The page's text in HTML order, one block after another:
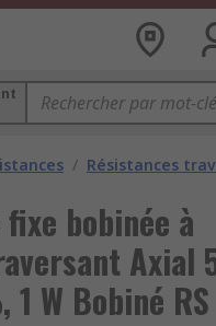
/ Résistances
bobinée à
Axial
1 W Bobiné RS